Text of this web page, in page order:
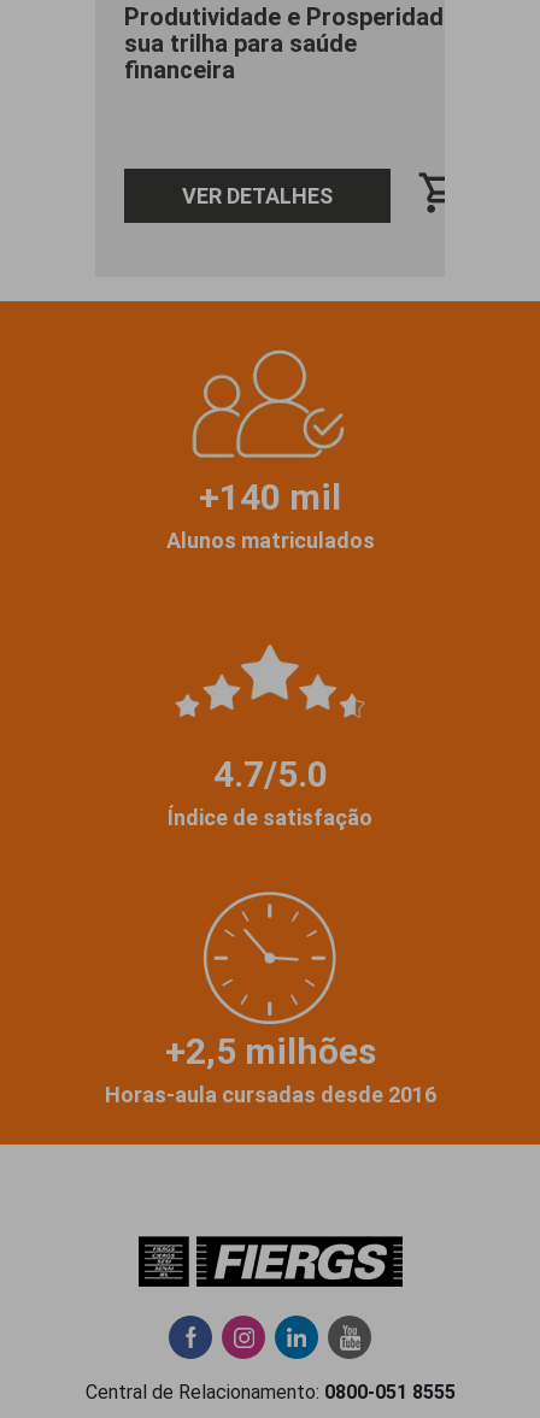
Produtividade e Prosperidade:
sua trilha para saúde
financeira
VER DETALHES shopping_cart
+140 mil
Alunos matriculados
4.7/5.0
Índice de satisfação
+2,5 milhões
Horas-aula cursadas desde 2016
Central de Relacionamento: 0800-051 8555